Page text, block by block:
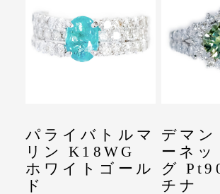
パライバトルマ
リン K18WG
ホワイトゴール
ド
デマン
ーネッ
グ
チナ